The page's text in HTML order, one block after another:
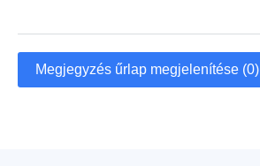
Megjegyzés űrlap megjelenítése (0)